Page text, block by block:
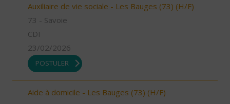
Auxiliaire de vie sociale - Les Bauges (73) (H/F)
73 - Savoie
CDI
23/02/2026
POSTULER
Aide à domicile - Les Bauges (73) (H/F)